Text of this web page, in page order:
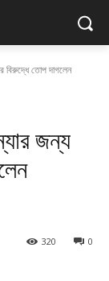
বিরুদ্ধে তোপ দাগলেন
জন্য
0
320